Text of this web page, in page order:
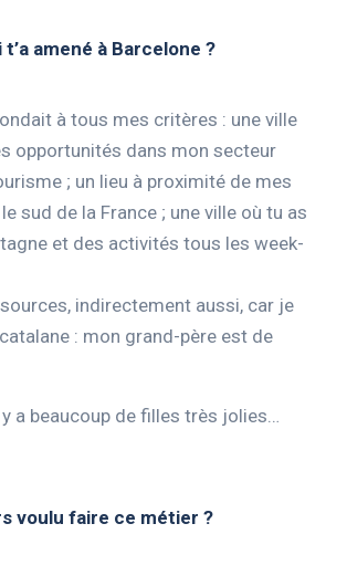
t’a amené à Barcelone ?
à tous mes critères : une ville
opportunités dans mon secteur
; un lieu à proximité de mes
sud de la France ; une ville où tu as
et des activités tous les week-
indirectement aussi, car je
: mon grand-père est de
y a beaucoup de filles très jolies…
voulu faire ce métier ?